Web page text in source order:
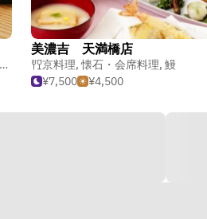
美濃吉 天満橋店
京料理,懐石・会席料理, 鰻
¥7,500
¥4,500